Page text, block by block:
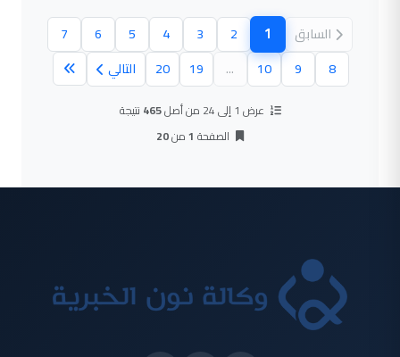
السابق 1
(الصفحة الحالية)
2
3
4
5
6
7
8
9
10
...
19
20 التالي
عرض 1 إلى 24 من أصل 465 نتيجة
الصفحة 1من20